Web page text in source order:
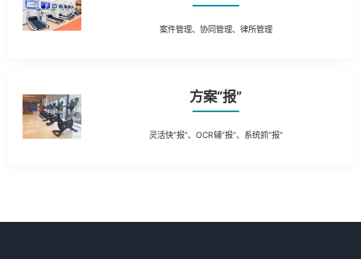
案件管理、协同管理、律所管理
方案“报”
灵活快“报”、OCR辅“报”、系统抓“报”